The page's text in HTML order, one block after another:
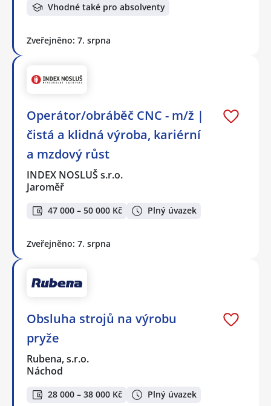
Vhodné také pro absolventy
Zveřejněno: 7. srpna
Operátor/obráběč CNC - m/ž |
čistá a klidná výroba, kariérní
a mzdový růst
INDEX NOSLUŠ s.r.o.
Jaroměř
47 000 – 50 000 Kč Plný úvazek
Zveřejněno: 7. srpna
Obsluha strojů na výrobu
pryže
Rubena, s.r.o.
Náchod
28 000 – 38 000 Kč Plný úvazek